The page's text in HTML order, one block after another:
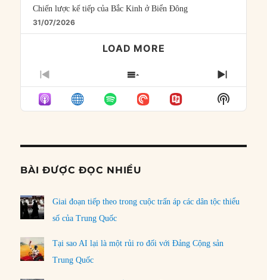
Chiến lược kế tiếp của Bắc Kinh ở Biển Đông
31/07/2026
LOAD MORE
PREVIOUS
EPISODE
SHOW
EPISODES
LIST
NEXT
Show
Podcast
BÀI ĐƯỢC ĐỌC NHIỀU
Giai đoạn tiếp theo trong cuộc trấn áp các dân tộc thiểu
số của Trung Quốc
Tại sao AI lại là một rủi ro đối với Đảng Cộng sản
Trung Quốc